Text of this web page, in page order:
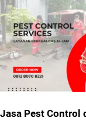
Jasa Pest Control